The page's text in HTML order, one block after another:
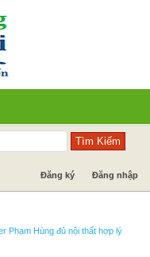
Đăng ký Đăng nhập
Phạm Hùng đủ nội thất hợp lý